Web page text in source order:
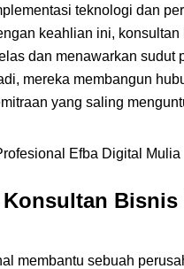
teknologi dan
keahlian ini,
dan menawarkan
mereka membangun
yang saling
Bisnis
membantu sebuah